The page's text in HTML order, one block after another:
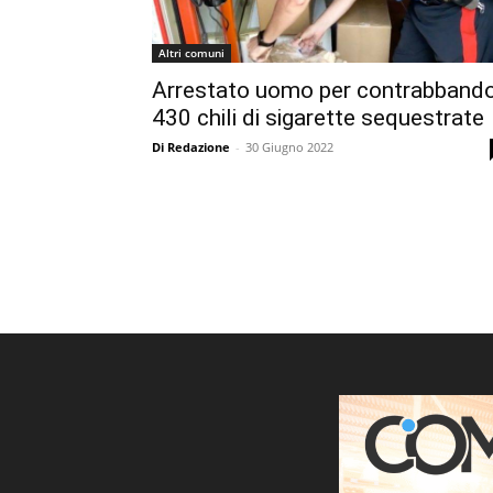
Altri comuni
Arrestato uomo per
430 chili di sigarette sequestrate
Di Redazione - 30 Giugno 2022